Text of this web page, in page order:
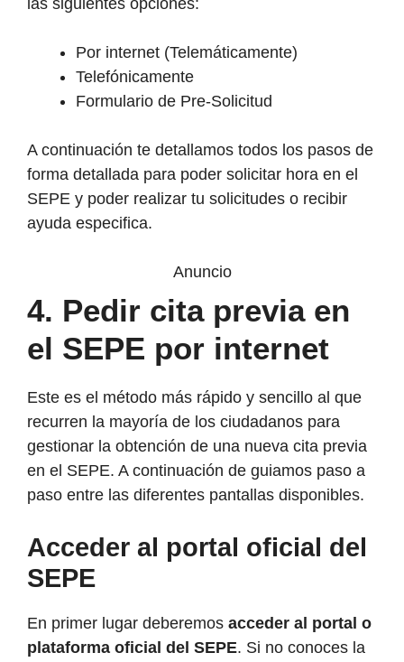
las siguientes opciones:
Por internet (Telemáticamente)
Telefónicamente
Formulario de Pre-Solicitud
A continuación te detallamos todos los pasos de
forma detallada para poder solicitar hora en el
SEPE y poder realizar tu solicitudes o recibir
ayuda especifica.
Anuncio
4. Pedir cita previa en
el SEPE por internet
Este es el método más rápido y sencillo al que
recurren la mayoría de los ciudadanos para
gestionar la obtención de una nueva cita previa
en el SEPE. A continuación de guiamos paso a
paso entre las diferentes pantallas disponibles.
Acceder al portal oficial del
SEPE
En primer lugar deberemos acceder al portal o
plataforma oficial del SEPE. Si no conoces la